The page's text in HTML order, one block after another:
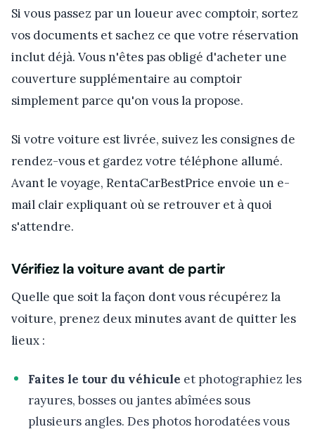
Si vous passez par un loueur avec comptoir, sortez
vos documents et sachez ce que votre réservation
inclut déjà. Vous n'êtes pas obligé d'acheter une
couverture supplémentaire au comptoir
simplement parce qu'on vous la propose.
Si votre voiture est livrée, suivez les consignes de
rendez-vous et gardez votre téléphone allumé.
Avant le voyage, RentaCarBestPrice envoie un e-
mail clair expliquant où se retrouver et à quoi
s'attendre.
Vérifiez la voiture avant de partir
Quelle que soit la façon dont vous récupérez la
voiture, prenez deux minutes avant de quitter les
lieux :
Faites le tour du véhicule et photographiez les
rayures, bosses ou jantes abîmées sous
plusieurs angles. Des photos horodatées vous